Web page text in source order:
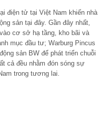
điện tử tại Việt Nam khiến nhà
sản tại đây. Gần đây nhất,
cơ sở hạ tầng, kho bãi và
mục đầu tư; Warburg Pincus
sản BW để phát triển chuỗi
cả đều nhằm đón sóng sự
trong tương lai.